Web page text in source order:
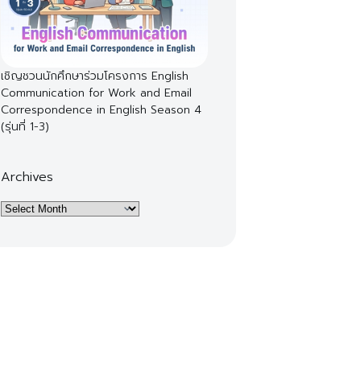
เชิญชวนนักศึกษาร่วมโครงการ English
Communication for Work and Email
Correspondence in English Season 4
(รุ่นที่ 1-3)
Archives
Archives